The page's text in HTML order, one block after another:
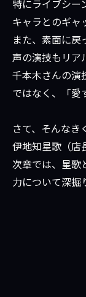
特にライブシー
キャラとのギャ
また、素面に
声の演技もリア
千本木さんの演
ではなく、「愛
さて、そんなき
伊地知星歌（店
次章では、星歌
力について深掘